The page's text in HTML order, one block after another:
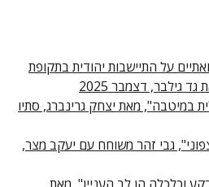
על התיישבות יהודית בתקופת
גילבר, דצמבר 2025
במיטבה", מאת יצחק גרינברג, סתיו
גבי זהר משוחח עם יעקב מצר,